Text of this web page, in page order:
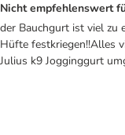
Nicht empfehlenswert
der Bauchgurt ist viel zu
Hüfte festkriegen!!Alles
Julius k9 Jogginggurt